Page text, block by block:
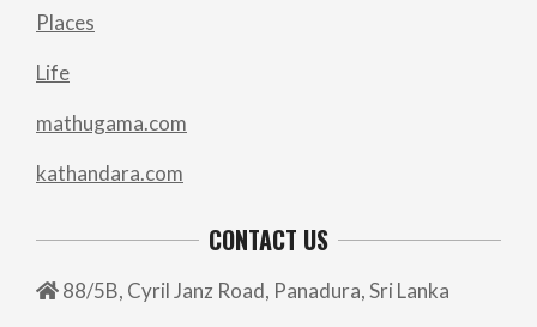
Places
Life
mathugama.com
kathandara.com
CONTACT US
88/5B, Cyril Janz Road, Panadura, Sri Lanka